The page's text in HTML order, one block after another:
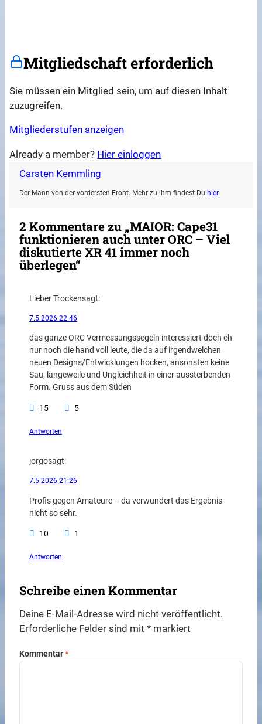
Mitgliedschaft erforderlich
Sie müssen ein Mitglied sein, um auf diesen Inhalt
zuzugreifen.
Mitgliederstufen anzeigen
Already a member? Hier einloggen
Carsten Kemmling
Der Mann von der vordersten Front. Mehr zu ihm findest Du hier.
2 Kommentare zu „MAIOR: Cape31
funktionieren auch unter ORC – Viel
diskutierte XR 41 immer noch
überlegen“
Lieber Trockensagt:
7.5.2026 22:46
das ganze ORC Vermessungssegeln interessiert doch eh
nur noch die hand voll leute, die da auf irgendwelchen
neuen Designs/Entwicklungen hocken, ansonsten keine
Sau, langeweile und Ungleichheit in einer aussterbenden
Form. Gruss aus dem Süden
15 5
Antworten
jorgosagt:
7.5.2026 21:26
Profis gegen Amateure – da verwundert das Ergebnis
nicht so sehr.
10 1
Antworten
Schreibe einen Kommentar
Deine E-Mail-Adresse wird nicht veröffentlicht.
Erforderliche Felder sind mit* markiert
Kommentar*